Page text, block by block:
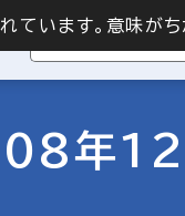
ています。意味がち
年12